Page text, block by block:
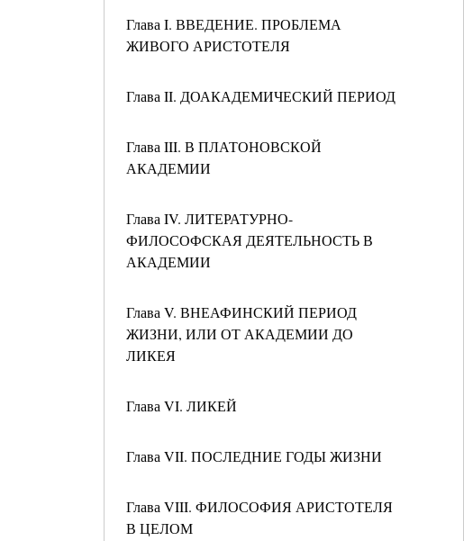
Глава I. ВВЕДЕНИЕ. ПРОБЛЕМА
ЖИВОГО АРИСТОТЕЛЯ
Глава II. ДОАКАДЕМИЧЕСКИЙ ПЕРИОД
Глава III. В ПЛАТОНОВСКОЙ
АКАДЕМИИ
Глава IV. ЛИТЕРАТУРНО-
ФИЛОСОФСКАЯ ДЕЯТЕЛЬНОСТЬ В
АКАДЕМИИ
Глава V. ВНЕАФИНСКИЙ ПЕРИОД
ЖИЗНИ, ИЛИ ОТ АКАДЕМИИ ДО
ЛИКЕЯ
Глава VI. ЛИКЕЙ
Глава VII. ПОСЛЕДНИЕ ГОДЫ ЖИЗНИ
Глава VIII. ФИЛОСОФИЯ АРИСТОТЕЛЯ
В ЦЕЛОМ